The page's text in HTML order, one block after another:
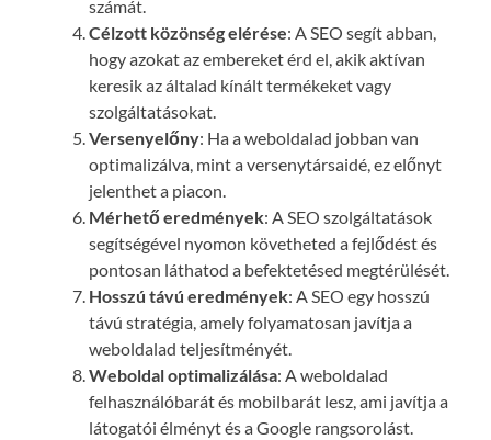
számát.
Célzott közönség elérése: A SEO segít abban,
hogy azokat az embereket érd el, akik aktívan
keresik az általad kínált termékeket vagy
szolgáltatásokat.
Versenyelőny: Ha a weboldalad jobban van
optimalizálva, mint a versenytársaidé, ez előnyt
jelenthet a piacon.
Mérhető eredmények: A SEO szolgáltatások
segítségével nyomon követheted a fejlődést és
pontosan láthatod a befektetésed megtérülését.
Hosszú távú eredmények: A SEO egy hosszú
távú stratégia, amely folyamatosan javítja a
weboldalad teljesítményét.
Weboldal optimalizálása: A weboldalad
felhasználóbarát és mobilbarát lesz, ami javítja a
látogatói élményt és a Google rangsorolást.